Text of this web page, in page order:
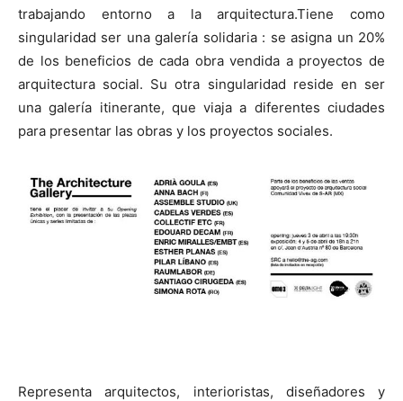
trabajando entorno a la arquitectura.Tiene como
singularidad ser una galería solidaria : se asigna un 20%
de los beneficios de cada obra vendida a proyectos de
arquitectura social. Su otra singularidad reside en ser
una galería itinerante, que viaja a diferentes ciudades
para presentar las obras y los proyectos sociales.
Representa arquitectos, interioristas, diseñadores y